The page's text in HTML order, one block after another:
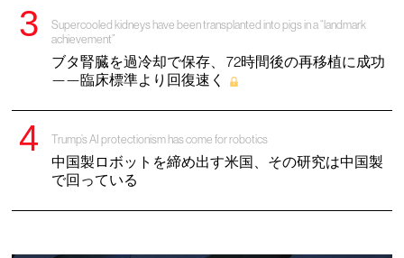
Supercooled kidneys have been transplanted into pigs in a “landmark
achievement”
ブタ腎臓を過冷却で保存、 72時間後の再移植に成功
——臨床標準より回復速く
Trump’s AI protectionism has come for robotics
中国製ロボットを締め出す米国、その研究は中国製
で回っている